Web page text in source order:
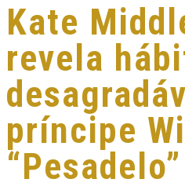
Kate
revela
príncipe
“Pesadelo”